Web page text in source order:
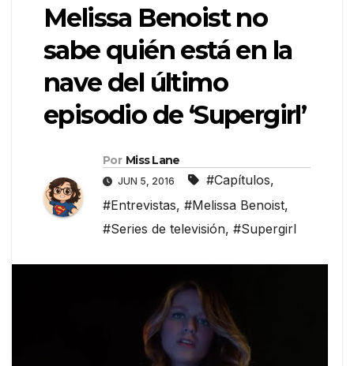
Melissa Benoist no
sabe quién está en la
nave del último
episodio de ‘Supergirl’
Por Miss Lane
JUN 5, 2016 #Capítulos,
#Entrevistas, #Melissa Benoist,
#Series de televisión, #Supergirl